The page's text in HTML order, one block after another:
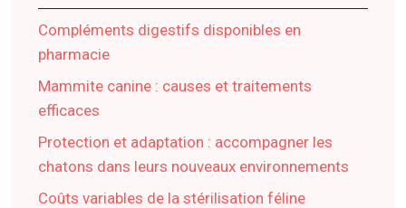
Compléments digestifs disponibles en
pharmacie
Mammite canine : causes et traitements
efficaces
Protection et adaptation : accompagner les
chatons dans leurs nouveaux environnements
Coûts variables de la stérilisation féline